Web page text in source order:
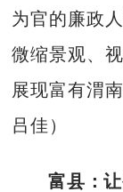
为官的廉政
微缩景观、
展现富有渭
吕佳）
富县：